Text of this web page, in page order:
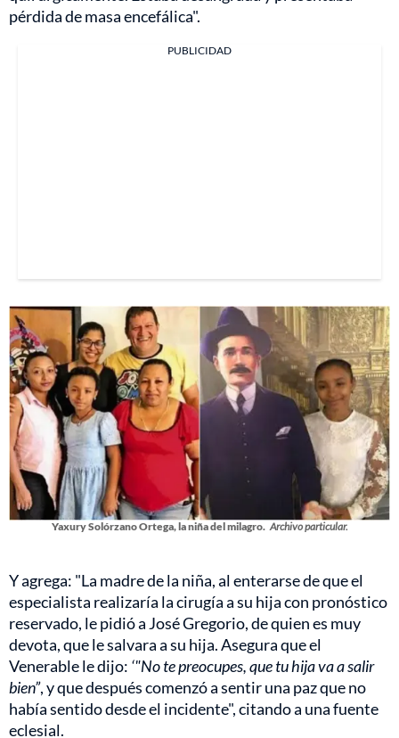
pérdida de masa encefálica".
PUBLICIDAD
Yaxury Solórzano Ortega, la niña del milagro. Archivo particular.
Y agrega: "La madre de la niña, al enterarse de que el
especialista realizaría la cirugía a su hija con pronóstico
reservado, le pidió a José Gregorio, de quien es muy
devota, que le salvara a su hija. Asegura que el
Venerable le dijo: ‘"No te preocupes, que tu hija va a salir
bien”, y que después comenzó a sentir una paz que no
había sentido desde el incidente", citando a una fuente
eclesial.